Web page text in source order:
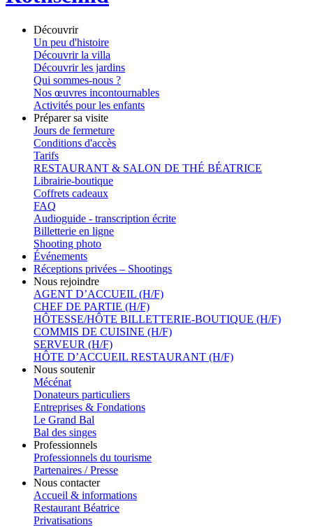
Découvrir
Un peu d'histoire
Découvrir la villa
Découvrir les jardins
Qui sommes-nous ?
Nos œuvres incontournables
Activités pour les enfants
Préparer sa visite
Jours de fermeture
Conditions d'accès
Tarifs
RESTAURANT & SALON DE THÉ BÉATRICE
Librairie-boutique
Coffrets cadeaux
FAQ
Audioguide - transcription écrite
Billetterie en ligne
Shooting photo
Événements
Réceptions privées – Shootings
Nous rejoindre
AGENT D’ACCUEIL (H/F)
CHEF DE PARTIE (H/F)
HÔTESSE/HÔTE BILLETTERIE-BOUTIQUE (H/F)
COMMIS DE CUISINE (H/F)
SERVEUR (H/F)
HÔTE D’ACCUEIL RESTAURANT (H/F)
Nous soutenir
Mécénat
Donateurs particuliers
Entreprises & Fondations
Le Grand Bal
Bal des singes
Professionnels
Professionnels du tourisme
Partenaires / Presse
Nous contacter
Accueil & informations
Restaurant Béatrice
Privatisations